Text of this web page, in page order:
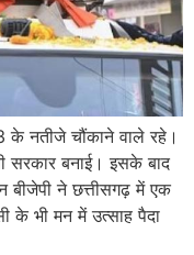
के नतीजे चौंकाने वाले रहे।
सरकार बनाई। इसके बाद
ने छत्तीसगढ़ में एक
के भी मन में उत्साह पैदा